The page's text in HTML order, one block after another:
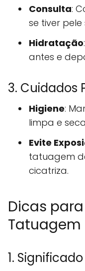
Consulta:
se tiver pele
Hidratação
antes e
3. Cuidados
Higiene:
limpa e
Evite
tatuagem
cicatriza.
Dicas
Tatuagem
1.